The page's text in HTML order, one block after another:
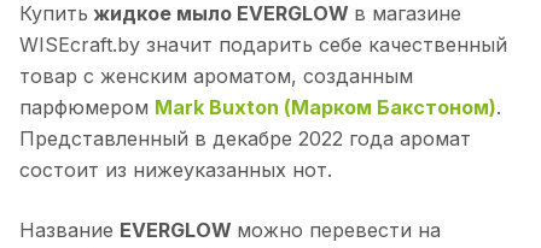
Купить жидкое мыло EVERGLOW в магазине
WISEcraft.by значит подарить себе качественный
товар с женским ароматом, созданным
парфюмером Mark Buxton (Марком Бакстоном).
Представленный в декабре 2022 года аромат
состоит из нижеуказанных нот.
Название EVERGLOW можно перевести на